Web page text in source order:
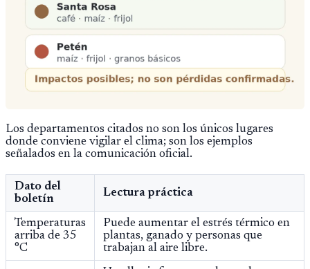
Los departamentos citados no son los únicos lugares
donde conviene vigilar el clima; son los ejemplos
señalados en la comunicación oficial.
Dato del
boletín
Lectura práctica
Temperaturas
arriba de 35
°C
Puede aumentar el estrés térmico en
plantas, ganado y personas que
trabajan al aire libre.